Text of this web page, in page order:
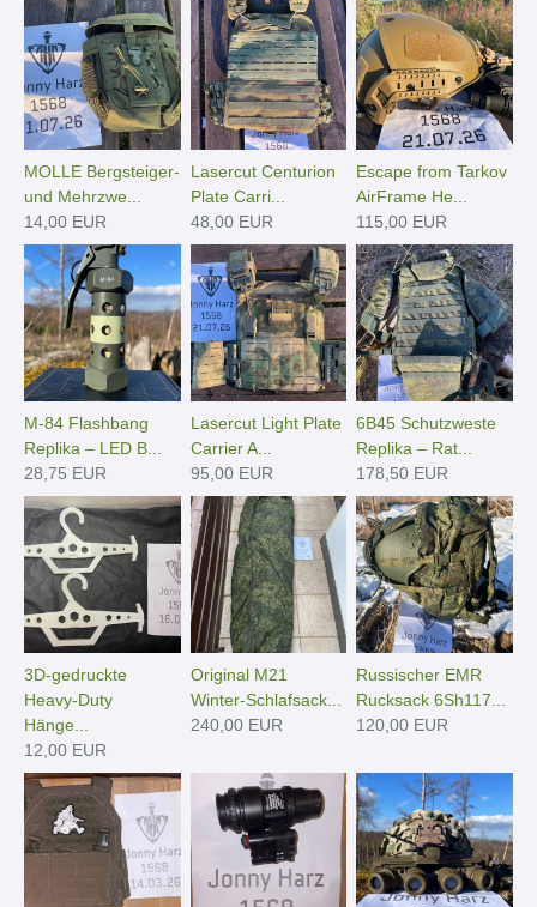
MOLLE Bergsteiger-
und Mehrzwe...
14,00 EUR
Lasercut Centurion
Plate Carri...
48,00 EUR
Escape from Tarkov
AirFrame He...
115,00 EUR
M-84 Flashbang
Replika – LED B...
28,75 EUR
Lasercut Light Plate
Carrier A...
95,00 EUR
6B45 Schutzweste
Replika – Rat...
178,50 EUR
3D-gedruckte
Heavy-Duty
Hänge­...
12,00 EUR
Original M21
Winter-Schlafsack...
240,00 EUR
Russischer EMR
Rucksack 6Sh117...
120,00 EUR